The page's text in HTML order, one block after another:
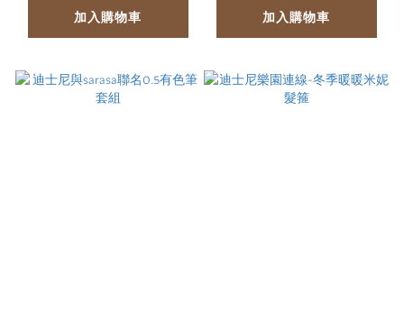
加入購物車 加入購物車